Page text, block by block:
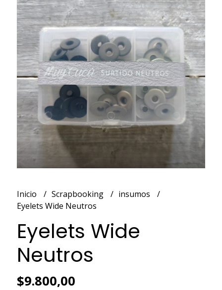
Inicio Scrapbooking
insumos
Eyelets Wide Neutros
Eyelets Wide
Neutros
$9.800,00